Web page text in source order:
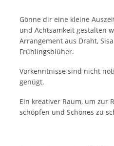
Gönne dir eine kleine
und Achtsamkeit gestalten
Arrangement aus Draht,
Frühlingsblüher.
Vorkenntnisse sind nicht
genügt.
Ein kreativer Raum, um zur
schöpfen und Schönes zu